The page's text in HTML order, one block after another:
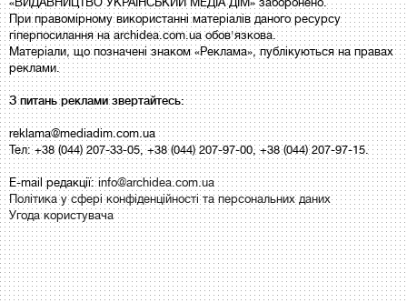
При правомірному використанні матеріалів даного ресурсу
гіперпосилання на archidea.com.ua обов'язкова.
Матеріали, що позначені знаком «Реклама», публікуються на правах
реклами.
З питань реклами звертайтесь:
reklama@mediadim.com.ua
Тел: +38 (044) 207-33-05, +38 (044) 207-97-00, +38 (044) 207-97-15.
E-mail редакції:info@archidea.com.ua
Політика у сфері конфіденційності та персональних даних
Угода користувача